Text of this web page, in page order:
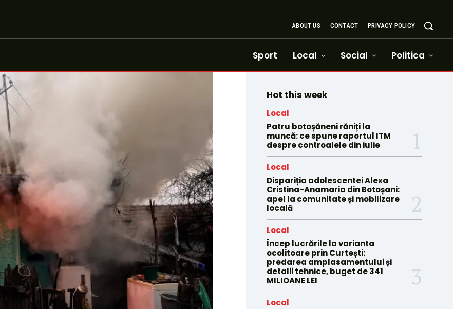
ABOUT US CONTACT PRIVACY POLICY
Sport Local Social Politica
Hot this week
Local
Patru botoșăneni răniți la
muncă: ce spune raportul ITM
despre controalele din iulie
Local
Dispariția adolescentei Alexa
Cristina-Anamaria din Botoșani:
apel la comunitate și mobilizare
locală
Local
Încep lucrările la varianta
ocolitoare prin Curtești:
predarea amplasamentului și
detalii tehnice, buget de 341
MILIOANE LEI
Local